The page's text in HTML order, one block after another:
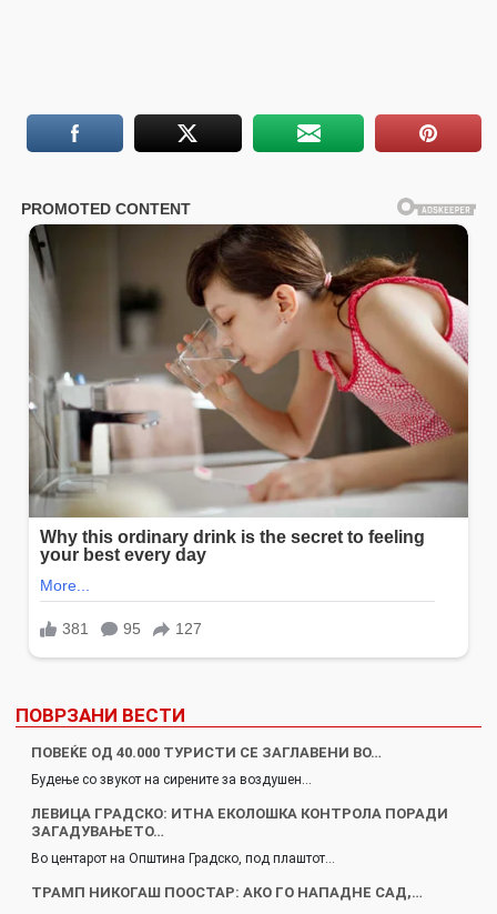
ПОВРЗАНИ ВЕСТИ
ПОВЕЌЕ ОД 40.000 ТУРИСТИ СЕ ЗАГЛАВЕНИ ВО…
Будење со звукот на сирените за воздушен…
ЛЕВИЦА ГРАДСКО: ИТНА ЕКОЛОШКА КОНТРОЛА ПОРАДИ
ЗАГАДУВАЊЕТО…
Во центарот на Општина Градско, под плаштот…
ТРАМП НИКОГАШ ПООСТАР: АКО ГО НАПАДНЕ САД,…